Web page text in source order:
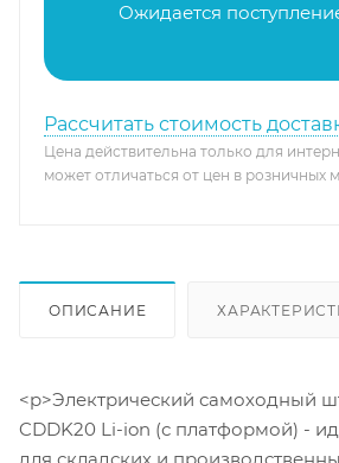
Ожидается
Рассчитать стоимость
Цена действительна только для
может отличаться от цен в розничных
ОПИСАНИЕ
<p>Электрический самоходный
CDDK20 Li-ion (с платформой) -